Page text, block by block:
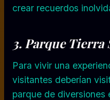
crear recuerdos
3. Parque Tierra
Para vivir una
visitantes deberían
parque de diversiones